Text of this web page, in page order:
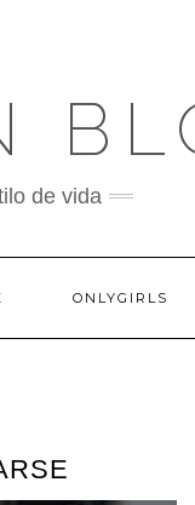
de vida
ONLYGIRLS